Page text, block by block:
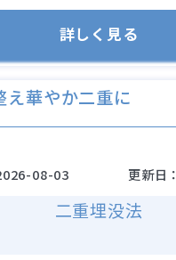
詳しく見る
え華やか二重に
08-03 更新日：
二重埋没法